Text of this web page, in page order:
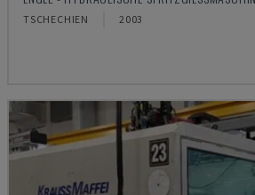
TSCHECHIEN 2003